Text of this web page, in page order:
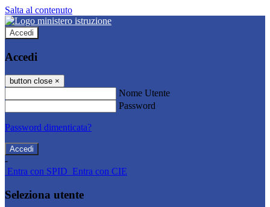
Salta al contenuto
Accedi
Accedi
button close ×
Nome Utente
Password
Password dimenticata?
-
Entra con SPID Entra con CIE
Seleziona utente